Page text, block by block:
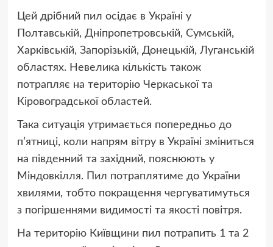
Цей дрібний пил осідає в Україні у
Полтавській, Дніпропетровській, Сумській,
Харківській, Запорізькій, Донецькій, Луганській
областях. Невелика кількість також
потрапляє на територію Черкаської та
Кіровоградської областей.
Така ситуація утримається попередньо до
п’ятниці, коли напрям вітру в Україні зміниться
на південний та західний, пояснюють у
Міндовкілля. Пил потраплятиме до України
хвилями, тобто покращення чергуватимуться
з погіршеннями видимості та якості повітря.
На територію Київщини пил потрапить 1 та 2